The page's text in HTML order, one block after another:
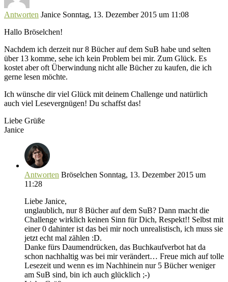
Antworten Janice Sonntag, 13. Dezember 2015 um 11:08
Hallo Bröselchen!
Nachdem ich derzeit nur 8 Bücher auf dem SuB habe und selten
über 13 komme, sehe ich kein Problem bei mir. Zum Glück. Es
kostet aber oft Überwindung nicht alle Bücher zu kaufen, die ich
gerne lesen möchte.
Ich wünsche dir viel Glück mit deinem Challenge und natürlich
auch viel Lesevergnügen! Du schaffst das!
Liebe Grüße
Janice
Antworten Bröselchen Sonntag, 13. Dezember 2015 um
11:28
Liebe Janice,
unglaublich, nur 8 Bücher auf dem SuB? Dann macht die
Challenge wirklich keinen Sinn für Dich, Respekt!! Selbst mit
einer 0 dahinter ist das bei mir noch unrealistisch, ich muss sie
jetzt echt mal zählen :D.
Danke fürs Daumendrücken, das Buchkaufverbot hat da
schon nachhaltig was bei mir verändert… Freue mich auf tolle
Lesezeit und wenn es im Nachhinein nur 5 Bücher weniger
am SuB sind, bin ich auch glücklich ;-)